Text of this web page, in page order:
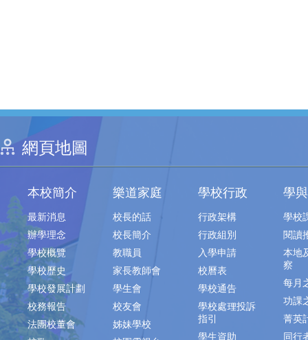
網頁地圖
本校簡介
最新消息
辦學理念
學校概覽
學校歷史
學校發展計劃
校務報告
法團校董會
樂道家庭
校長的話
校長簡介
教職員
家長教師會
學生會
校友會
姊妹學校
學校行政
行政架構
行政組別
入學申請
校曆表
學校通告
學校處理投訴
指引
學生資助
學
學校
閱讀
本地
察
每月
功課
菁英
同行